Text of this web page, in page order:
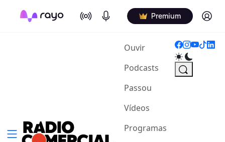
On Air Podcasts Premium Log in
Ouvir(current)
Podcasts
Passou
Vídeos
Programas